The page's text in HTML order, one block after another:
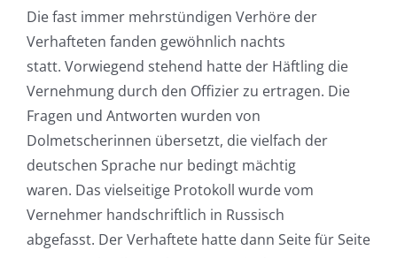
Die fast immer mehrstündigen Verhöre der
Verhafteten fanden gewöhnlich nachts
statt. Vorwiegend stehend hatte der Häftling die
Vernehmung durch den Offizier zu ertragen. Die
Fragen und Antworten wurden von
Dolmetscherinnen übersetzt, die vielfach der
deutschen Sprache nur bedingt mächtig
waren. Das vielseitige Protokoll wurde vom
Vernehmer handschriftlich in Russisch
abgefasst. Der Verhaftete hatte dann Seite für Seite